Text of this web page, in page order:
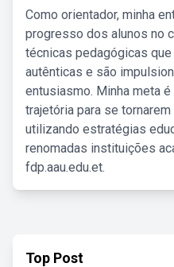
Como orientador, minha
progresso dos alunos no
técnicas pedagógicas
autênticas e são
entusiasmo. Minha meta
trajetória para se
utilizando estratégias
renomadas instituições
fdp.aau.edu.et.
Top Post